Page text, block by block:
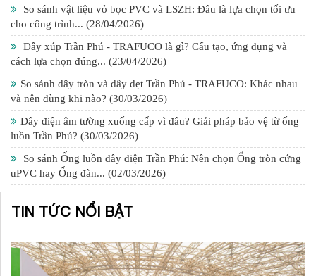
So sánh vật liệu vỏ bọc PVC và LSZH: Đâu là lựa chọn tối ưu
cho công trình... (28/04/2026)
Dây xúp Trần Phú - TRAFUCO là gì? Cấu tạo, ứng dụng và
cách lựa chọn đúng... (23/04/2026)
So sánh dây tròn và dây dẹt Trần Phú - TRAFUCO: Khác nhau
và nên dùng khi nào? (30/03/2026)
Dây điện âm tường xuống cấp vì đâu? Giải pháp bảo vệ từ ống
luồn Trần Phú? (30/03/2026)
So sánh Ống luồn dây điện Trần Phú: Nên chọn Ống tròn cứng
uPVC hay Ống đàn... (02/03/2026)
TIN TỨC NỔI BẬT